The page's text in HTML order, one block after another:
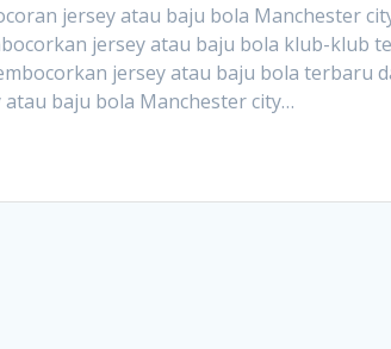
jersey atau baju bola
jersey atau baju bola klub-klub
jersey atau baju bola terbaru
baju bola Manchester city…